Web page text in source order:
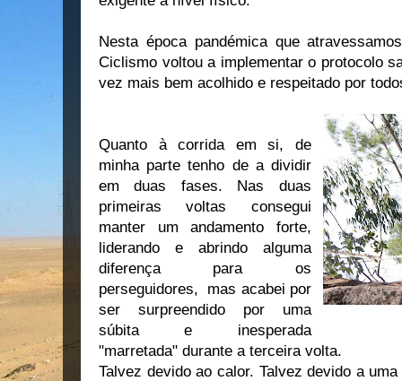
Nesta época pandémica que
Ciclismo voltou a implementar o protocolo
vez mais bem acolhido e respeitado por
Quanto à corrida em si, de
minha parte tenho de a dividir
em duas fases. Nas duas
primeiras voltas consegui
manter um andamento forte,
liderando e abrindo alguma
diferença para os
perseguidores, mas acabei por
ser surpreendido por uma
súbita e inesperada
"marretada" durante a terceira volta.
Talvez devido ao calor. Talvez devido a